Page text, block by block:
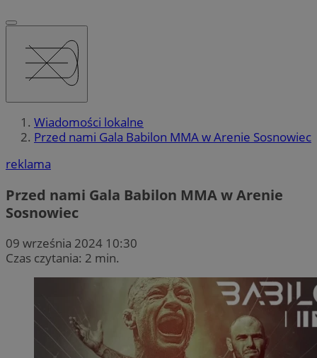
Wiadomości lokalne
Przed nami Gala Babilon MMA w Arenie Sosnowiec
reklama
Przed nami Gala Babilon MMA w Arenie
Sosnowiec
09 września 2024 10:30
Czas czytania: 2 min.